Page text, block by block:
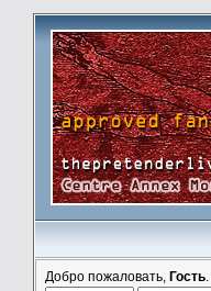
Добро пожаловать, Гость